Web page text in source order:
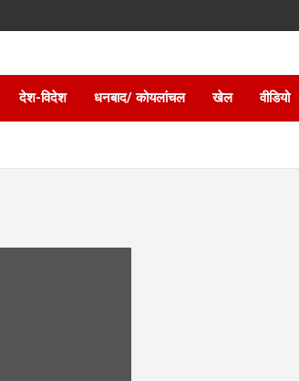
देश-विदेश धनबाद/ कोयलांचल खेल वीडियो